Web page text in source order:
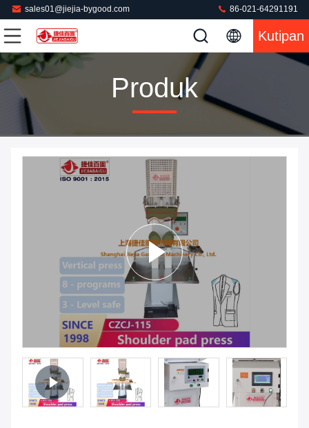
sales01@jiejia-bygood.com 86-021-64291191
Kutipan
Produk